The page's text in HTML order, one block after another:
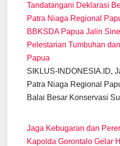
Tandatangani Deklarasi
Patra Niaga Regional
BBKSDA Papua Jalin
Pelestarian Tumbuhan
Papua
SIKLUS-INDONESIA.ID,
Patra Niaga Regional
Balai Besar Konservasi
Jaga Kebugaran dan
Kapolda Gorontalo Gelar